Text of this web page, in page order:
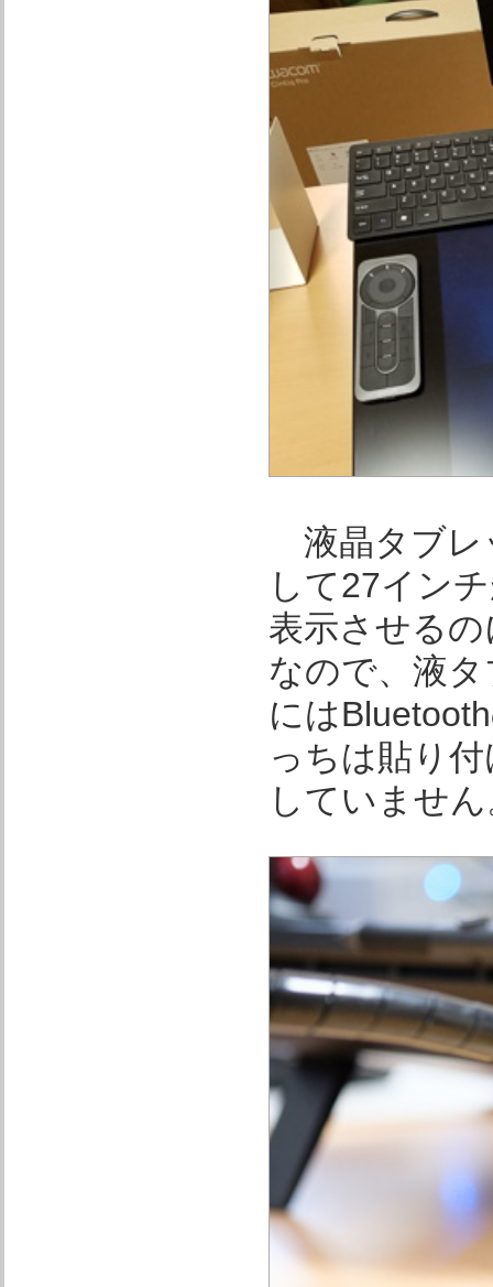
液晶タブレ
して27イン
表示させる
なので、液
には
っちは貼り
していませ